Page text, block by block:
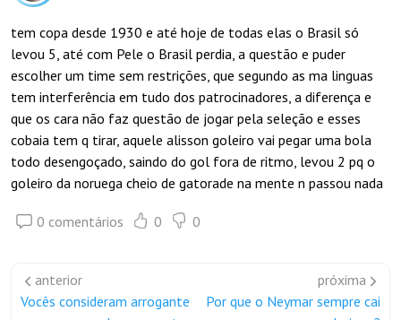
tem copa desde 1930 e até hoje de todas elas o Brasil só
levou 5, até com Pele o Brasil perdia, a questão e puder
escolher um time sem restrições, que segundo as ma linguas
tem interferência em tudo dos patrocinadores, a diferença e
que os cara não faz questão de jogar pela seleção e esses
cobaia tem q tirar, aquele alisson goleiro vai pegar uma bola
todo desengoçado, saindo do gol fora de ritmo, levou 2 pq o
goleiro da noruega cheio de gatorade na mente n passou nada
0 comentários 0 0
anterior
Vocês consideram arrogante
próxima
Por que o Neymar sempre cai